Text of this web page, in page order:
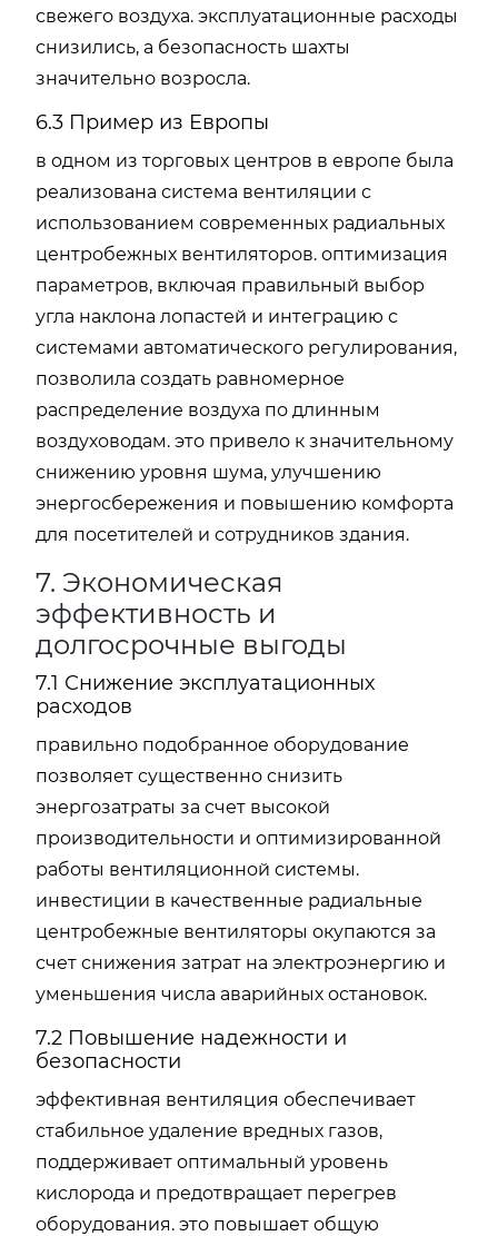
свежего воздуха. эксплуатационные расходы
снизились, а безопасность шахты
значительно возросла.
6.3 Пример из Европы
в одном из торговых центров в европе была
реализована система вентиляции с
использованием современных радиальных
центробежных вентиляторов. оптимизация
параметров, включая правильный выбор
угла наклона лопастей и интеграцию с
системами автоматического регулирования,
позволила создать равномерное
распределение воздуха по длинным
воздуховодам. это привело к значительному
снижению уровня шума, улучшению
энергосбережения и повышению комфорта
для посетителей и сотрудников здания.
7. Экономическая
эффективность и
долгосрочные выгоды
7.1 Снижение эксплуатационных
расходов
правильно подобранное оборудование
позволяет существенно снизить
энергозатраты за счет высокой
производительности и оптимизированной
работы вентиляционной системы.
инвестиции в качественные радиальные
центробежные вентиляторы окупаются за
счет снижения затрат на электроэнергию и
уменьшения числа аварийных остановок.
7.2 Повышение надежности и
безопасности
эффективная вентиляция обеспечивает
стабильное удаление вредных газов,
поддерживает оптимальный уровень
кислорода и предотвращает перегрев
оборудования. это повышает общую